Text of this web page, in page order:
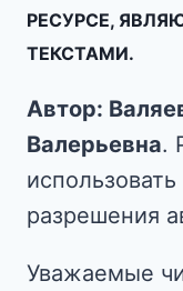
РЕСУРСЕ,
ТЕКСТАМИ.
Автор:
Валерьевна.
разрешения
Уважаемые